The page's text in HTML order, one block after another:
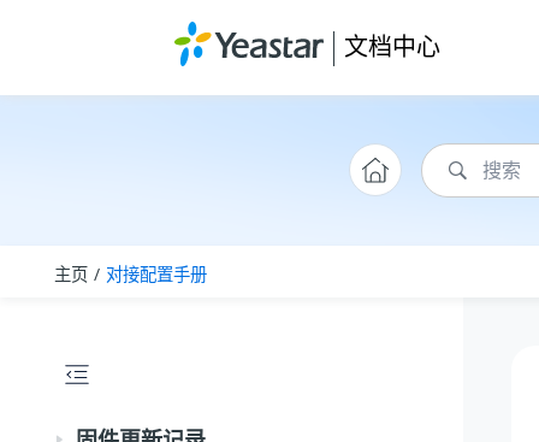
文档中心
主页 对接配置手册